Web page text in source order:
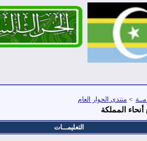
> منتدى الحوار العام
المملكة
التعليمـــات